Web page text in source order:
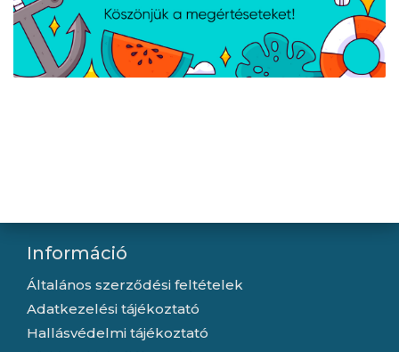
fekete
Navigáció
Információ
Általános szerződési feltételek
Adatkezelési tájékoztató
Hallásvédelmi tájékoztató